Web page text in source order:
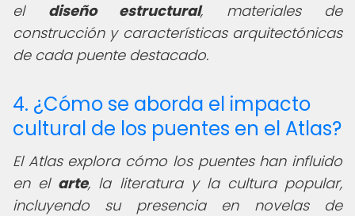
el diseño estructural, materiales de
construcción y características arquitectónicas
de cada puente destacado.
4. ¿Cómo se aborda el impacto
cultural de los puentes en el Atlas?
El Atlas explora cómo los puentes han influido
en el arte, la literatura y la cultura popular,
incluyendo su presencia en novelas de